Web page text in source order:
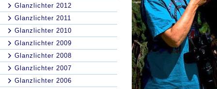
Glanzlichter 2012
Glanzlichter 2011
Glanzlichter 2010
Glanzlichter 2009
Glanzlichter 2008
Glanzlichter 2007
Glanzlichter 2006